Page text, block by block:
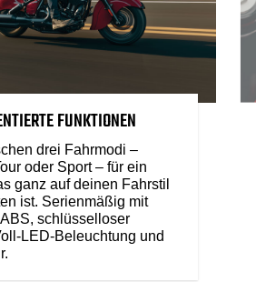
FUNKTIONEN
drei Fahrmodi –
oder Sport – für ein
ganz auf deinen Fahrstil
ist. Serienmäßig mit
schlüsselloser
LED-Beleuchtung und